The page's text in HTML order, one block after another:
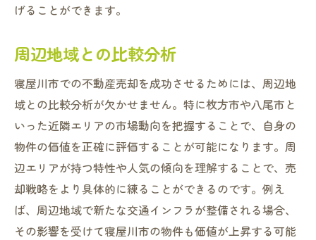
交通アクセスの便利さをアピール
地域のイベントとアクティビティ情報
安心して住める治安の良さを強調
将来的な地域の発展計画を説明
不動産売却を成功させるための寝屋川市の特徴
と利点
寝屋川市の住みやすさを強調
教育環境と子育て支援の充実
自然と公園の多さ
げることができます。
周辺地域との比較分析
寝屋川市での不動産売却を成功させるためには、周辺地
域との比較分析が欠かせません。特に枚方市や八尾市と
いった近隣エリアの市場動向を把握することで、自身の
物件の価値を正確に評価することが可能になります。周
辺エリアが持つ特性や人気の傾向を理解することで、売
却戦略をより具体的に練ることができるのです。例え
ば、周辺地域で新たな交通インフラが整備される場合、
その影響を受けて寝屋川市の物件も価値が上昇する可能